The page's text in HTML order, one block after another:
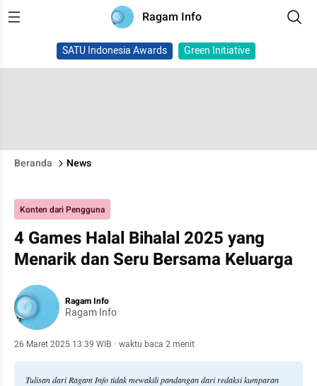
Ragam Info
SATU Indonesia Awards Green Initiative
Beranda News
Konten dari Pengguna
4 Games Halal Bihalal 2025 yang
Menarik dan Seru Bersama Keluarga
Ragam Info
Ragam Info
26 Maret 2025 13:39 WIB · waktu baca 2 menit
Tulisan dari Ragam Info tidak mewakili pandangan dari redaksi kumparan